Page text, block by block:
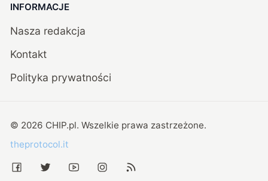
INFORMACJE
Nasza redakcja
Kontakt
Polityka prywatności
© 2026 CHIP.pl. Wszelkie prawa zastrzeżone.
theprotocol.it